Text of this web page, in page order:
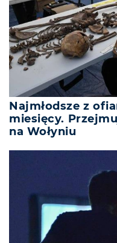
Najmłodsze z
miesięcy.
na Wołyniu